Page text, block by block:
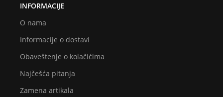
INFORMACIJE
O nama
Informacije o dostavi
Obaveštenje o kolačićima
Najčešća pitanja
Zamena artikala